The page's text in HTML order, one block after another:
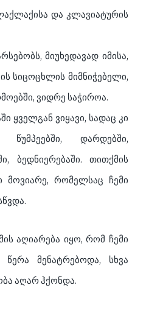
და კლავიატურის
მიუხედავად იმისა,
სიცოცხლის მიმნიჭებელი,
ვიდრე საჭიროა.
ყველგან ვიყავი, სადაც კი
დარდებში,
ბედნიერებაში. თითქმის
რომელსაც ჩემი
აღიარება იყო, რომ ჩემი
მენატრებოდა, სხვა
აღარ ჰქონდა.